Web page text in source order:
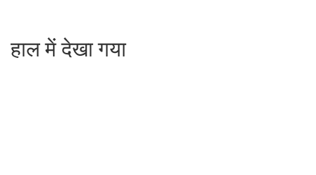
हाल में देखा गया